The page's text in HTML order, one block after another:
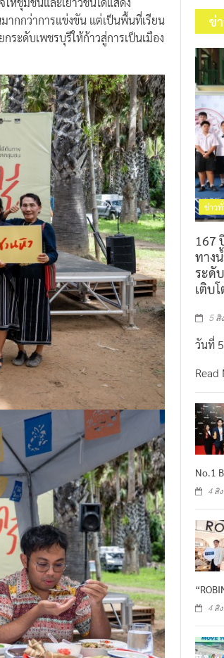
ากกว่าการแข่งขัน แต่เป็นพื้นที่เรียน
ระดับเพชรบุรีให้ก้าวสู่การเป็นเมือง
ข่
ข่าว
167
ทาง
ระดั
เติบ
5 สิ
วันที่
Read
No.1
4 สิ
4 สิ